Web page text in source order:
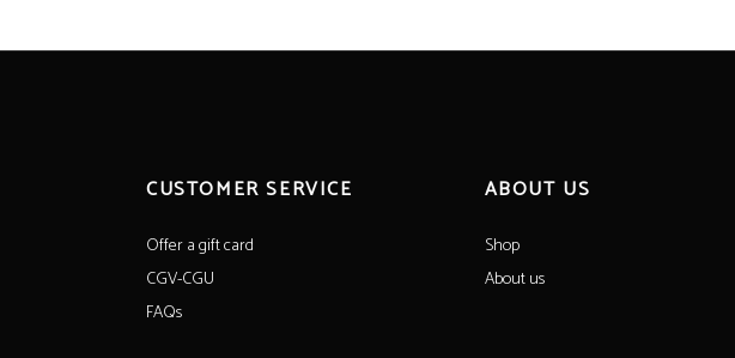
CUSTOMER SERVICE
Offer a gift card
CGV-CGU
FAQs
ABOUT US
Shop
About us